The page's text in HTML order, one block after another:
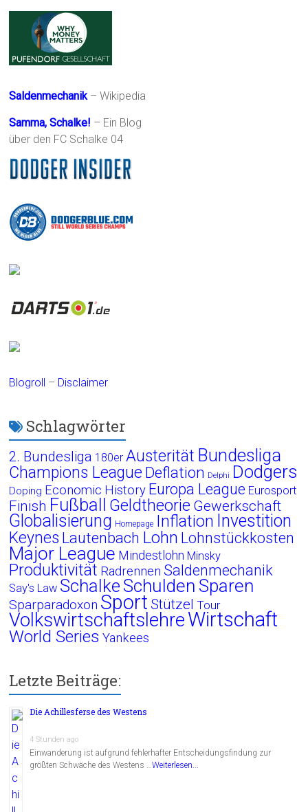
Saldenmechanik– Wikipedia
Samma, Schalke! – Ein Blog
über den FC Schalke 04
Blogroll – Disclaimer
Schlagwörter
2. Bundesliga 180er Austerität Bundesliga
Champions League Deflation Delphi Dodgers
Doping Economic History Europa League Eurosport
Finish Fußball Geldtheorie Gewerkschaft
Globalisierung Homepage Inflation Investition
Keynes Lautenbach Lohn Lohnstückkosten
Major League Mindestlohn Minsky
Produktivität Radrennen Saldenmechanik
Say's Law Schalke Schulden Sparen
Sparparadoxon Sport Stützel Tour
VolkswirtschaftslehreWirtschaft
World Series Yankees
Letzte Beiträge:
Die Achillesferse des Westens
4 Stunden ago
Einwanderung ist aufgrund fehlerhafter Entscheidungsfindung zur
größten Schwäche des Westens …Weiterlesen...